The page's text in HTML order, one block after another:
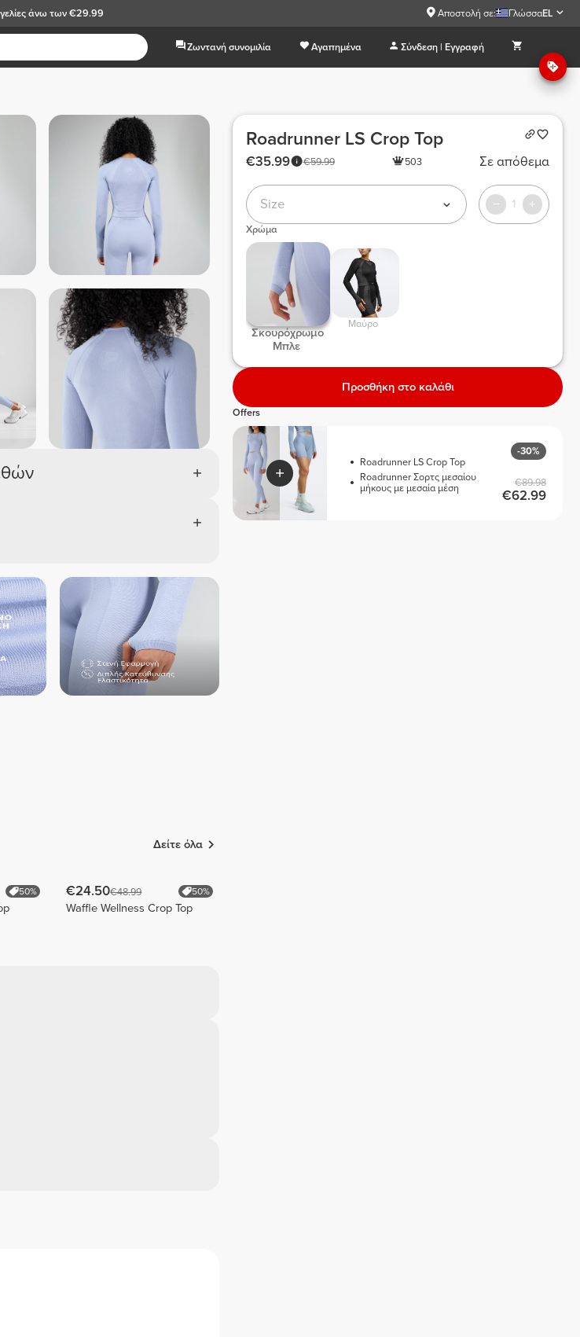
άνω των €29.99 Αποστολή σε: ΓλώσσαEL
Ζωντανή συνομιλία Αγαπημένα Σύνδεση | Εγγραφή
Δείτε όλα
50% €24.50€48.99 50%
Waffle Wellness Crop Top
Roadrunner LS Crop Top
€59.99
€35.99 503 Σε απόθεμα
Size 1
Χρώμα
Σκουρόχρωμο
Μπλε
Μαύρο
Προσθήκη στο καλάθι
Offers
Roadrunner LS Crop Top
Roadrunner Σορτς μεσαίου
μήκους με μεσαία μέση
-30%
€89.98
€62.99